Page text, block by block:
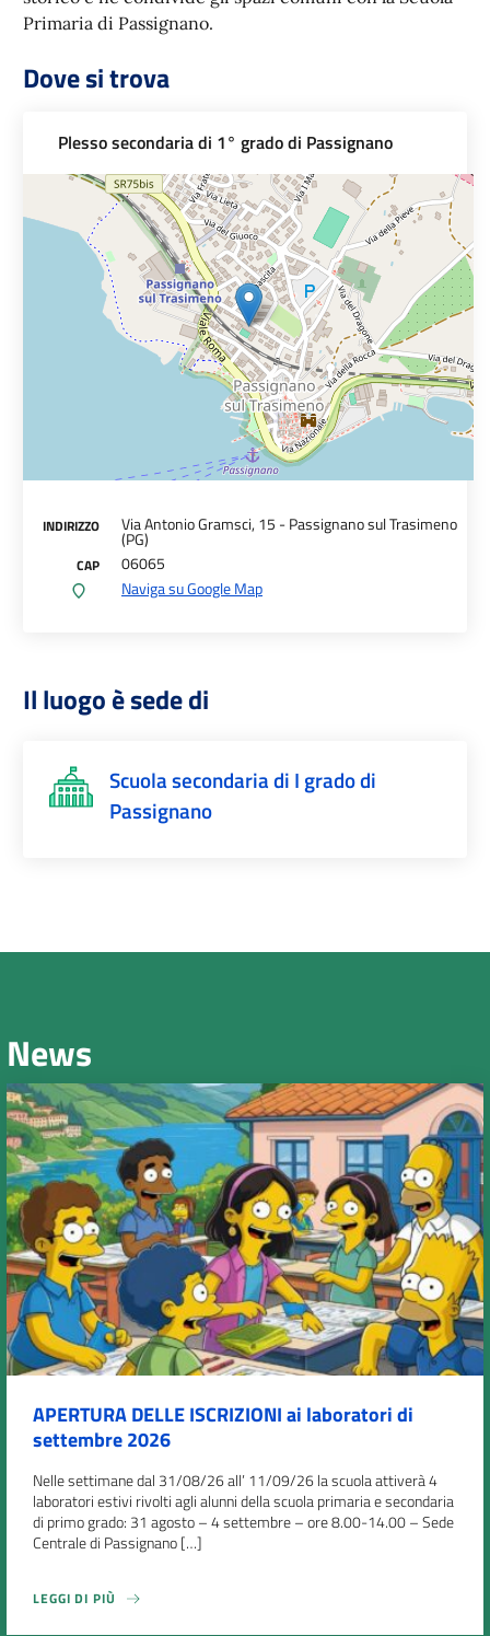
Primaria di Passignano.
Dove si trova
Plesso secondaria di 1° grado di Passignano
INDIRIZZO Via Antonio Gramsci, 15 - Passignano sul Trasimeno
(PG)
CAP
06065
Naviga su Google Map
Il luogo è sede di
Scuola secondaria di I grado di
Passignano
News
APERTURA DELLE ISCRIZIONI ai laboratori di
settembre 2026
Nelle settimane dal 31/08/26 all’ 11/09/26 la scuola attiverà 4
laboratori estivi rivolti agli alunni della scuola primaria e secondaria
di primo grado: 31 agosto – 4 settembre – ore 8.00-14.00 – Sede
Centrale di Passignano […]
LEGGI DI PIÙ